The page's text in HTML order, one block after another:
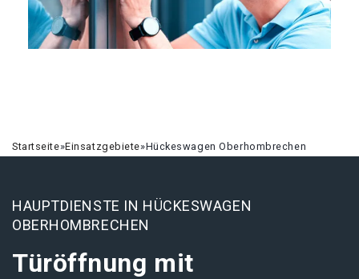
Startseite»Einsatzgebiete»Hückeswagen Oberhombrechen
HAUPTDIENSTE IN HÜCKESWAGEN
OBERHOMBRECHEN
Türöffnung mit